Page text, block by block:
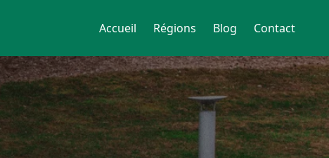
Accueil Régions Blog Contact